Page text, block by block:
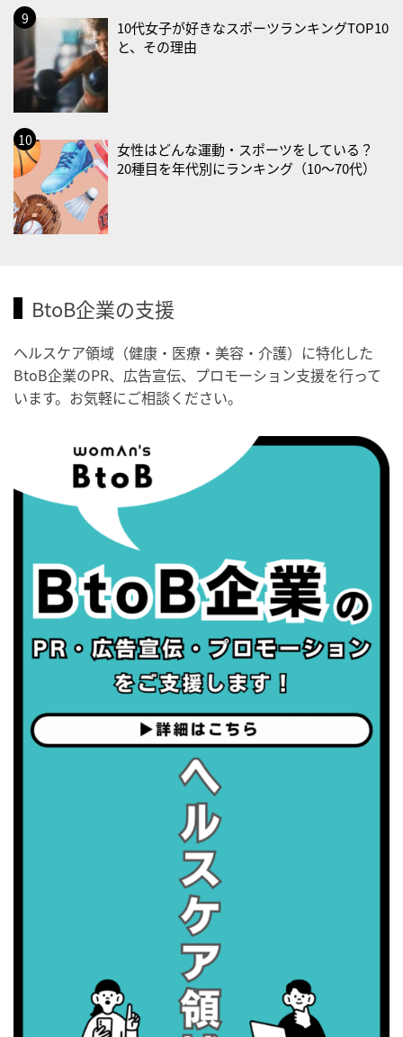
・歯ヂカラ探究月間
・職場の健康診断実施強化月間
・大腸がん検診の日
・防災の日
2026/09/02(水)
・がん征圧月間
・世界アルツハイマー月間
・健康増進普及月間
・歯ヂカラ探究月間
・がん征圧月間
・健康増進普及月間
・歯ヂカラ探究月間
・秋の睡眠の日
2026/09/04(金)
・がん征圧月間
・世界アルツハイマー月間
・健康増進普及月間
・歯ヂカラ探究月間
・職場の健康診断実施強化月間
・世界性の健康デー
・世界アルツハイマー月間
・健康増進普及月間
・職場の健康診断実施強化月間
2026/09/07(月)
・がん征圧月間
10代女子が好きなスポーツランキングTOP10
と、その理由
女性はどんな運動・スポーツをしている？
20種目を年代別にランキング（10〜70代）
BtoB企業の支援
ヘルスケア領域（健康・医療・美容・介護）に特化した
BtoB企業のPR、広告宣伝、プロモーション支援を行って
います。お気軽にご相談ください。